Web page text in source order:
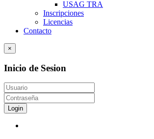
USAG TRA
Inscripciones
Licencias
Contacto
×
Inicio de Sesion
Login